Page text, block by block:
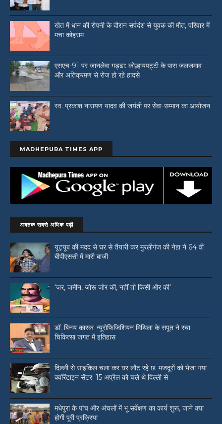
खेत में धान की रोपनी के दौरान सर्पदंश से युवक की मौत, परिवार में
मचा कोहराम
एसएच-91 पर जानलेवा गड्ढा: कोल्हायपट्टी के पास जलजमाव
और अतिक्रमण से रोज हो रहे हादसे
स्व. प्रकाश नारायण यादव की जयंती पर सेवा-सम्मान का आयोजन
MADHEPURA TIMES APP
अबतक सबसे अधिक पढ़ी
यूट्यूब की मदद से घर से तैयारी कर मुरलीगंज की नेहा ने 64 वीं
बीपीएससी में मारी बाजी
‘जर, जमीन, जोरू जोर की, नहीं तो किसी और की’
डॉ. बिनय कारक: न्यूरोफिजिशियन मिथिला के सपूत ने रचा
चिकित्सा जगत में इतिहास
दिल्ली से साइकिल चला कर घर लौट रहे छ: मजदूरों को भेजा गया
क्वॉरेंटाइन सेंटर: 15 अप्रैल को चले थे दिल्ली से
मधेपुरा के पांच और अंचलों में भू सर्वेक्षण का कार्य शुरू, जाने क्या
होगी पूरी प्रक्रिया